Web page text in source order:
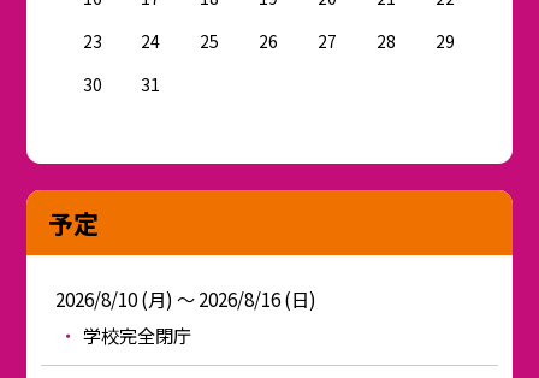
23
24 25 26 27 28
29
30
31
予定
2026/8/10 (月) ～ 2026/8/16 (日)
学校完全閉庁